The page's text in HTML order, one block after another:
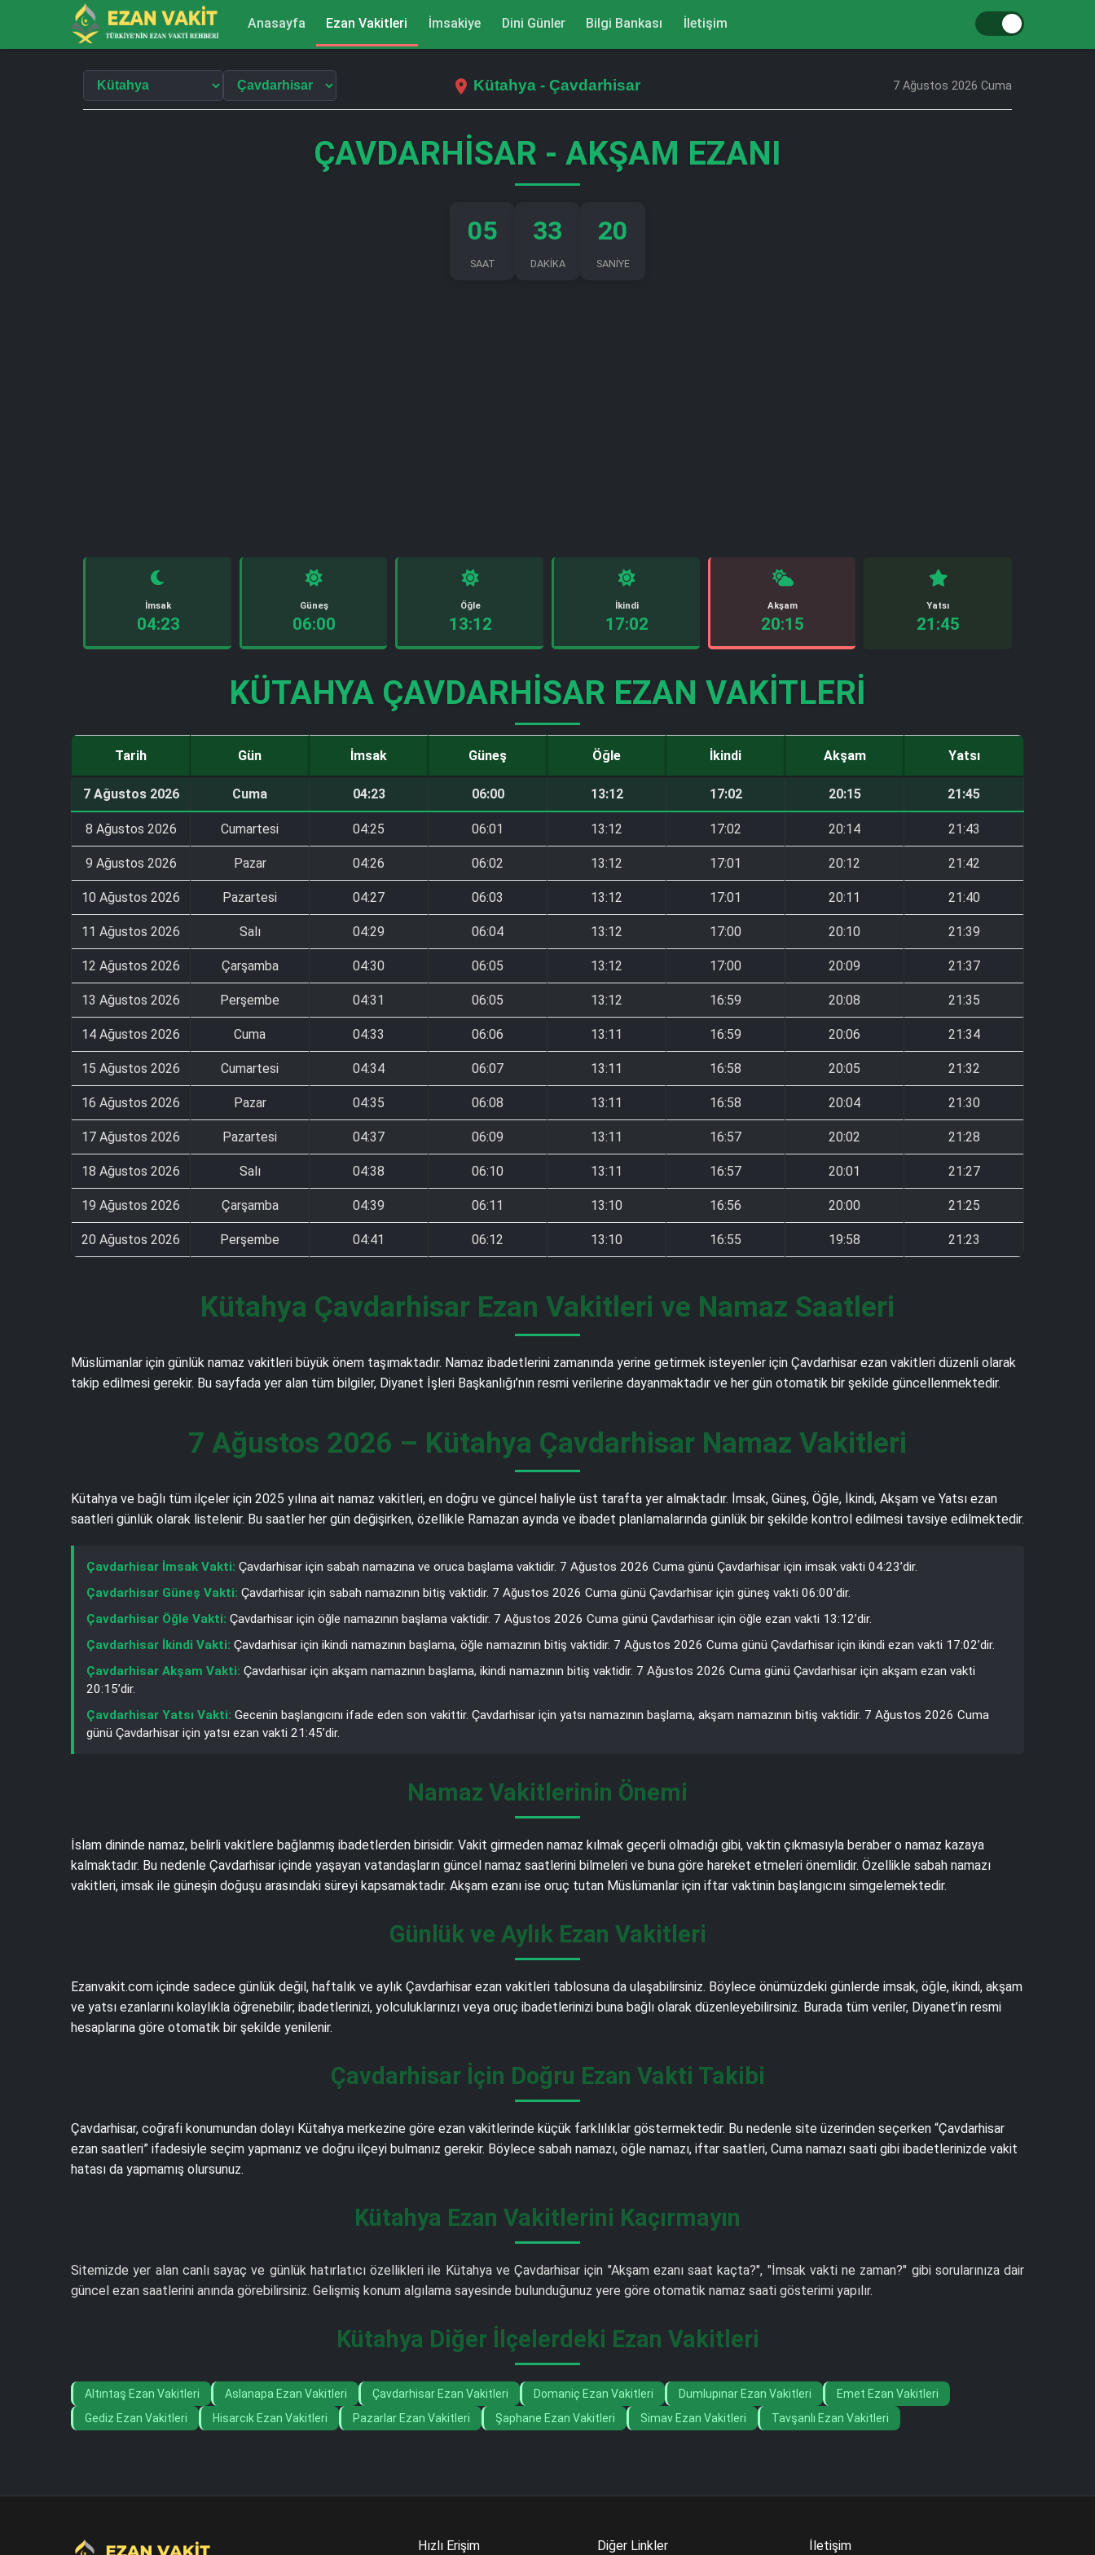
Anasayfa Ezan Vakitleri İmsakiye Dini Günler Bilgi Bankası İletişim
Kütahya - Çavdarhisar 7 Ağustos 2026 Cuma
ÇAVDARHISAR - AKŞAM EZANI
05
SAAT
33
DAKİKA
19
SANİYE
İmsak
04:23
Güneş
06:00
Öğle
13:12
İkindi
17:02
Akşam
20:15
Yatsı
21:45
KÜTAHYA ÇAVDARHISAR EZAN VAKITLERI
Tarih Gün İmsak Güneş Öğle İkindi Akşam Yatsı
7 Ağustos 2026 Cuma 04:23 06:00 13:12 17:02 20:15 21:45
8 Ağustos 2026 Cumartesi 04:25 06:01 13:12 17:02 20:14 21:43
9 Ağustos 2026 Pazar 04:26 06:02 13:12 17:01 20:12 21:42
10 Ağustos 2026 Pazartesi 04:27 06:03 13:12 17:01 20:11 21:40
11 Ağustos 2026 Salı 04:29 06:04 13:12 17:00 20:10 21:39
12 Ağustos 2026 Çarşamba 04:30 06:05 13:12 17:00 20:09 21:37
13 Ağustos 2026 Perşembe 04:31 06:05 13:12 16:59 20:08 21:35
14 Ağustos 2026 Cuma 04:33 06:06 13:11 16:59 20:06 21:34
15 Ağustos 2026 Cumartesi 04:34 06:07 13:11 16:58 20:05 21:32
16 Ağustos 2026 Pazar 04:35 06:08 13:11 16:58 20:04 21:30
17 Ağustos 2026 Pazartesi 04:37 06:09 13:11 16:57 20:02 21:28
18 Ağustos 2026 Salı 04:38 06:10 13:11 16:57 20:01 21:27
19 Ağustos 2026 Çarşamba 04:39 06:11 13:10 16:56 20:00 21:25
20 Ağustos 2026 Perşembe 04:41 06:12 13:10 16:55 19:58 21:23
Kütahya Çavdarhisar Ezan Vakitleri ve Namaz Saatleri
Müslümanlar için günlük namaz vakitleri büyük önem taşımaktadır. Namaz ibadetlerini zamanında yerine getirmek isteyenler için Çavdarhisar ezan vakitleri düzenli olarak
takip edilmesi gerekir. Bu sayfada yer alan tüm bilgiler, Diyanet İşleri Başkanlığı’nın resmi verilerine dayanmaktadır ve her gün otomatik bir şekilde güncellenmektedir.
7 Ağustos 2026 – Kütahya Çavdarhisar Namaz Vakitleri
Kütahya ve bağlı tüm ilçeler için 2025 yılına ait namaz vakitleri, en doğru ve güncel haliyle üst tarafta yer almaktadır. İmsak, Güneş, Öğle, İkindi, Akşam ve Yatsı ezan
saatleri günlük olarak listelenir. Bu saatler her gün değişirken, özellikle Ramazan ayında ve ibadet planlamalarında günlük bir şekilde kontrol edilmesi tavsiye edilmektedir.
Çavdarhisar İmsak Vakti: Çavdarhisar için sabah namazına ve oruca başlama vaktidir. 7 Ağustos 2026 Cuma günü Çavdarhisar için imsak vakti 04:23’dir.
Çavdarhisar Güneş Vakti: Çavdarhisar için sabah namazının bitiş vaktidir. 7 Ağustos 2026 Cuma günü Çavdarhisar için güneş vakti 06:00’dir.
Çavdarhisar Öğle Vakti: Çavdarhisar için öğle namazının başlama vaktidir. 7 Ağustos 2026 Cuma günü Çavdarhisar için öğle ezan vakti 13:12’dir.
Çavdarhisar İkindi Vakti: Çavdarhisar için ikindi namazının başlama, öğle namazının bitiş vaktidir. 7 Ağustos 2026 Cuma günü Çavdarhisar için ikindi ezan vakti 17:02’dir.
Çavdarhisar Akşam Vakti: Çavdarhisar için akşam namazının başlama, ikindi namazının bitiş vaktidir. 7 Ağustos 2026 Cuma günü Çavdarhisar için akşam ezan vakti
20:15’dir.
Çavdarhisar Yatsı Vakti: Gecenin başlangıcını ifade eden son vakittir. Çavdarhisar için yatsı namazının başlama, akşam namazının bitiş vaktidir. 7 Ağustos 2026 Cuma
günü Çavdarhisar için yatsı ezan vakti 21:45’dir.
Namaz Vakitlerinin Önemi
İslam dininde namaz, belirli vakitlere bağlanmış ibadetlerden birisidir. Vakit girmeden namaz kılmak geçerli olmadığı gibi, vaktin çıkmasıyla beraber o namaz kazaya
kalmaktadır. Bu nedenle Çavdarhisar içinde yaşayan vatandaşların güncel namaz saatlerini bilmeleri ve buna göre hareket etmeleri önemlidir. Özellikle sabah namazı
vakitleri, imsak ile güneşin doğuşu arasındaki süreyi kapsamaktadır. Akşam ezanı ise oruç tutan Müslümanlar için iftar vaktinin başlangıcını simgelemektedir.
Günlük ve Aylık Ezan Vakitleri
Ezanvakit.com içinde sadece günlük değil, haftalık ve aylık Çavdarhisar ezan vakitleri tablosuna da ulaşabilirsiniz. Böylece önümüzdeki günlerde imsak, öğle, ikindi, akşam
ve yatsı ezanlarını kolaylıkla öğrenebilir; ibadetlerinizi, yolculuklarınızı veya oruç ibadetlerinizi buna bağlı olarak düzenleyebilirsiniz. Burada tüm veriler, Diyanet’in resmi
hesaplarına göre otomatik bir şekilde yenilenir.
Çavdarhisar İçin Doğru Ezan Vakti Takibi
Çavdarhisar, coğrafi konumundan dolayı Kütahya merkezine göre ezan vakitlerinde küçük farklılıklar göstermektedir. Bu nedenle site üzerinden seçerken “Çavdarhisar
ezan saatleri” ifadesiyle seçim yapmanız ve doğru ilçeyi bulmanız gerekir. Böylece sabah namazı, öğle namazı, iftar saatleri, Cuma namazı saati gibi ibadetlerinizde vakit
hatası da yapmamış olursunuz.
Kütahya Ezan Vakitlerini Kaçırmayın
Sitemizde yer alan canlı sayaç ve günlük hatırlatıcı özellikleri ile Kütahya ve Çavdarhisar için "Akşam ezanı saat kaçta?", "İmsak vakti ne zaman?" gibi sorularınıza dair
güncel ezan saatlerini anında görebilirsiniz. Gelişmiş konum algılama sayesinde bulunduğunuz yere göre otomatik namaz saati gösterimi yapılır.
Kütahya Diğer İlçelerdeki Ezan Vakitleri
Altıntaş Ezan Vakitleri Aslanapa Ezan Vakitleri Çavdarhisar Ezan Vakitleri Domaniç Ezan Vakitleri Dumlupınar Ezan Vakitleri
Emet Ezan Vakitleri
Gediz Ezan Vakitleri
Hisarcık Ezan Vakitleri Pazarlar Ezan Vakitleri Şaphane Ezan Vakitleri Simav Ezan Vakitleri Tavşanlı Ezan Vakitleri
Hızlı Erişim Diğer Linkler İletişim